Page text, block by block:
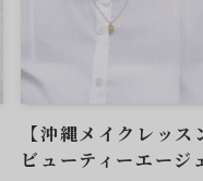
【沖縄メイクレッ
ビューティーエージ